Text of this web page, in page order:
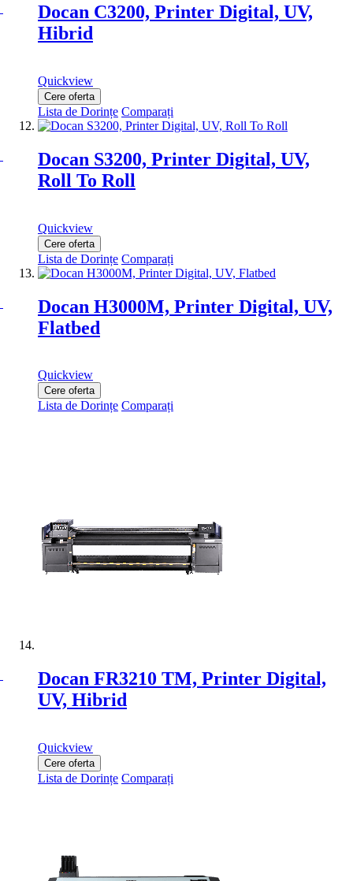
Docan C3200, Printer Digital, UV,
Hibrid
Quickview
Cere oferta
Lista de Dorințe Comparați
Docan S3200, Printer Digital, UV,
Roll To Roll
Quickview
Cere oferta
Lista de Dorințe Comparați
Docan H3000M, Printer Digital, UV,
Flatbed
Quickview
Cere oferta
Lista de Dorințe Comparați
Docan FR3210 TM, Printer Digital,
UV, Hibrid
Quickview
Cere oferta
Lista de Dorințe Comparați